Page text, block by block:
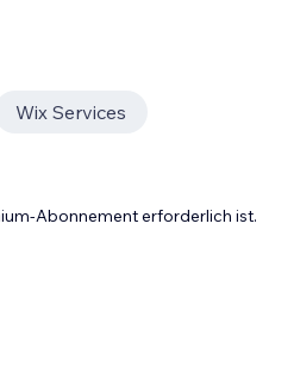
Wix Services
Abonnement erforderlich ist.